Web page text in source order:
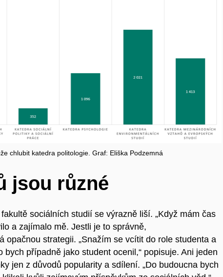
chlubit katedra politologie. Graf: Eliška Podzemná
jsou různé
sociálních studií se výrazně liší. „Když mám čas
a zajímalo mě. Jestli je to správně,
opačnou strategii. „Snažím se vcítit do role studenta a
případně jako student ocenil,“ popisuje. Ani jeden
jen z důvodů popularity a sdílení. „Do budoucna bych